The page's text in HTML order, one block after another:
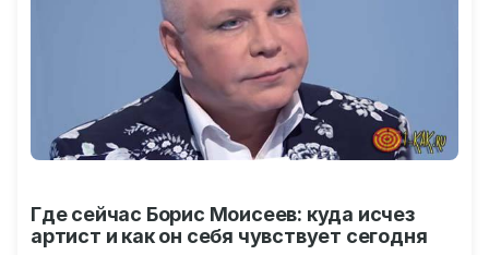
Где сейчас Борис Моисеев: куда исчез
артист и как он себя чувствует сегодня